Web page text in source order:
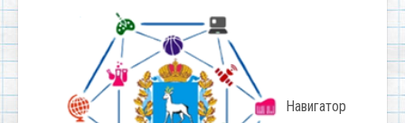
Навигатор